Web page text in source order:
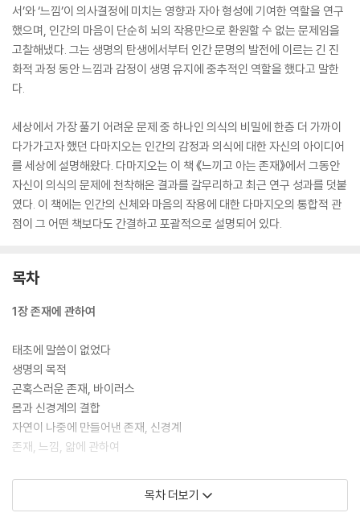
서’와 ‘느낌’이 의사결정에 미치는 영향과 자아 형성에 기여한 역할을 연구
했으며, 인간의 마음이 단순히 뇌의 작용만으로 환원할 수 없는 문제임을
고찰해냈다. 그는 생명의 탄생에서부터 인간 문명의 발전에 이르는 긴 진
화적 과정 동안 느낌과 감정이 생명 유지에 중추적인 역할을 했다고 말한
다.
세상에서 가장 풀기 어려운 문제 중 하나인 의식의 비밀에 한층 더 가까이
다가가고자 했던 다마지오는 인간의 감정과 의식에 대한 자신의 아이디어
를 세상에 설명해왔다. 다마지오는 이 책 《느끼고 아는 존재》에서 그동안
자신이 의식의 문제에 천착해온 결과를 갈무리하고 최근 연구 성과를 덧붙
였다. 이 책에는 인간의 신체와 마음의 작용에 대한 다마지오의 통합적 관
점이 그 어떤 책보다도 간결하고 포괄적으로 설명되어 있다.
목차
1장 존재에 관하여
태초에 말씀이 없었다
생명의 목적
곤혹스러운 존재, 바이러스
몸과 신경계의 결합
자연이 나중에 만들어낸 존재, 신경계
존재, 느낌, 앎에 관하여
2장 마음과 표상이라는 새로운 기술에 관하여
목차 더보기